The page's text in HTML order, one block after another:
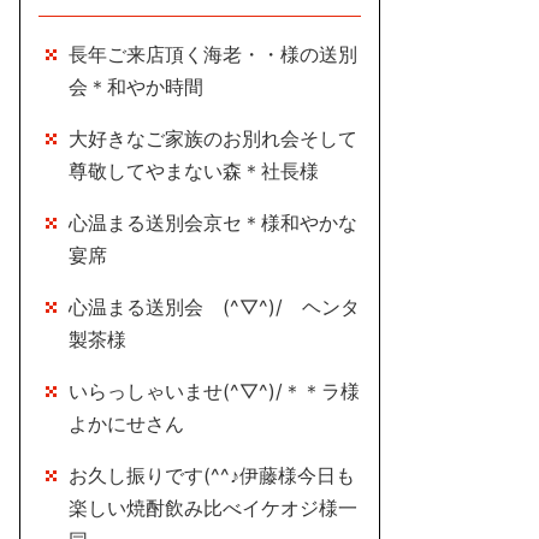
長年ご来店頂く海老・・様の送別
会＊和やか時間
大好きなご家族のお別れ会そして
尊敬してやまない森＊社長様
心温まる送別会京セ＊様和やかな
宴席
心温まる送別会 (^▽^)/ ヘンタ
製茶様
いらっしゃいませ(^▽^)/＊＊ラ様
よかにせさん
お久し振りです(^^♪伊藤様今日も
楽しい焼酎飲み比べイケオジ様一